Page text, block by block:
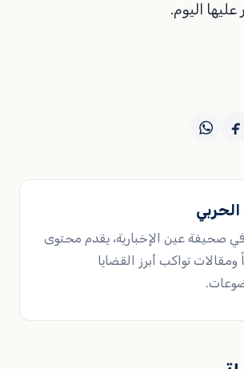
اليوم.
صحيفة عين الإخبارية، يقدم محتوى
ومقالات تواكب أبرز القضايا